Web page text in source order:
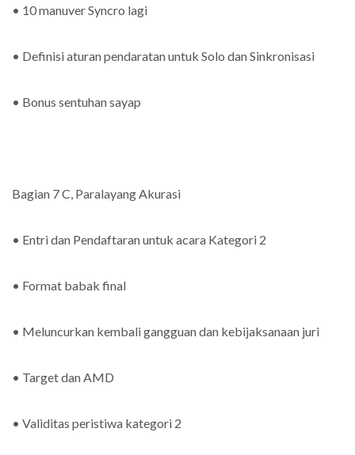
• 10 manuver Syncro lagi
• Definisi aturan pendaratan untuk Solo dan Sinkronisasi
• Bonus sentuhan sayap
Bagian 7 C, Paralayang Akurasi
• Entri dan Pendaftaran untuk acara Kategori 2
• Format babak final
• Meluncurkan kembali gangguan dan kebijaksanaan juri
• Target dan AMD
• Validitas peristiwa kategori 2